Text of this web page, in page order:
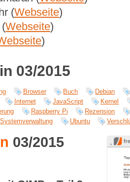
(Webseite)
Webseite)
)
03/2015
Browser Buch
Debian
Internet JavaScript
Kernel
Raspberry Pi
Rezension
Systemverwaltung Ubuntu
03/2015